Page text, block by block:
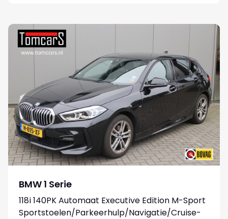
BMW 1 Serie
118i 140PK Automaat Executive Edition M-Sport
Sportstoelen/Parkeerhulp/Navigatie/Cruise-